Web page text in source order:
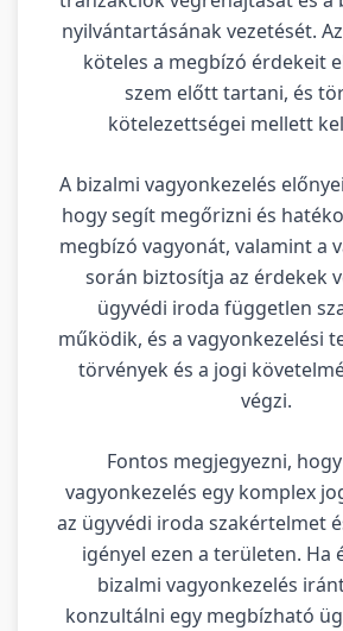
nyilvántartásának vezetését.
köteles a megbízó érdekeit
szem előtt tartani, és
kötelezettségei mellett
A bizalmi vagyonkezelés
hogy segít megőrizni és
megbízó vagyonát, valamint a
során biztosítja az érdekek
ügyvédi iroda független
működik, és a vagyonkezelési
törvények és a jogi
végzi.
Fontos megjegyezni,
vagyonkezelés egy komplex
az ügyvédi iroda szakértelmet
igényel ezen a területen. Ha
bizalmi vagyonkezelés
konzultálni egy megbízható